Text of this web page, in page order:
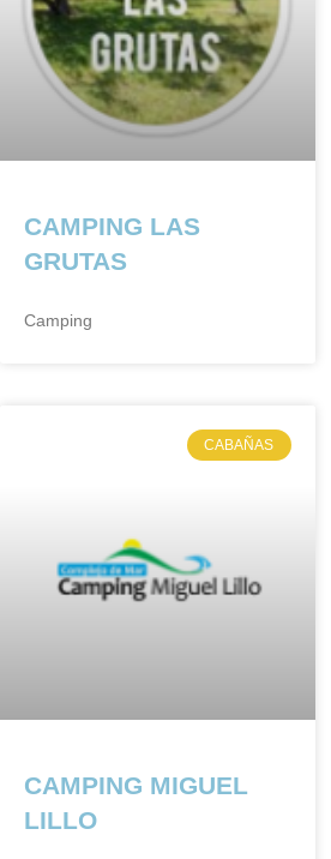
CAMPING LAS
GRUTAS
Camping
CABAÑAS
CAMPING MIGUEL
LILLO